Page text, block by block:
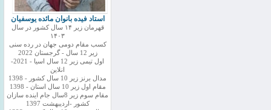
استاد فیده بانوان مائده یوسفیان
قهرمان زیر ۱۴ سال کشور در سال
۱۴۰۳
کسب مقام دومی جهان در رده سنی
زیر 12 سال - گرجستان 2022
اول تیمی زیر 12 سال اسیا - 2021-
انلاین
مدال برنز زیر 10 سال کشور - 1398
مقام اول زیر 10 سال استان - 1398
مقام سوم زیر 8سال جام اینده سازان
کشور -اردیبهشت 1397